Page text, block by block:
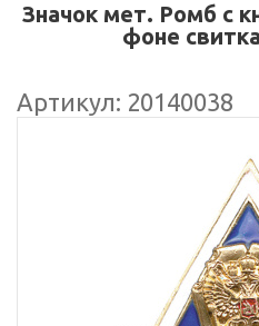
Значок мет. Ромб с
фоне
Артикул: 20140038